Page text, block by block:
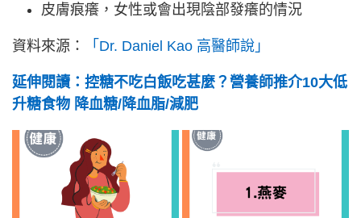
皮膚痕癢，女性或會出現陰部發癢的情況
資料來源： 「Dr. Daniel Kao 高醫師說」
延伸閱讀：控糖不吃白飯吃甚麼？營養師推介10大低
升糖食物 降血糖/降血脂/減肥